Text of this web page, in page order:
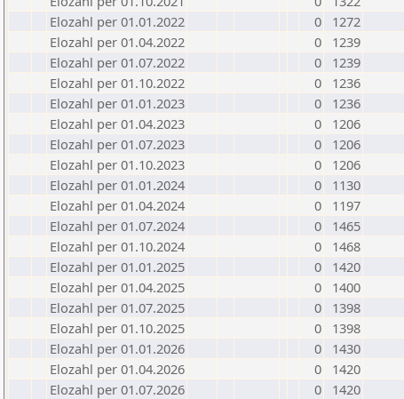
Elozahl per 01.01.2022
0
1272
Elozahl per 01.04.2022
0
1239
Elozahl per 01.07.2022
0
1239
Elozahl per 01.10.2022
0
1236
Elozahl per 01.01.2023
0
1236
Elozahl per 01.04.2023
0
1206
Elozahl per 01.07.2023
0
1206
Elozahl per 01.10.2023
0
1206
Elozahl per 01.01.2024
0
1130
Elozahl per 01.04.2024
0
1197
Elozahl per 01.07.2024
0
1465
Elozahl per 01.10.2024
0
1468
Elozahl per 01.01.2025
0
1420
Elozahl per 01.04.2025
0
1400
Elozahl per 01.07.2025
0
1398
Elozahl per 01.10.2025
0
1398
Elozahl per 01.01.2026
0
1430
Elozahl per 01.04.2026
0
1420
Elozahl per 01.07.2026
0 1420